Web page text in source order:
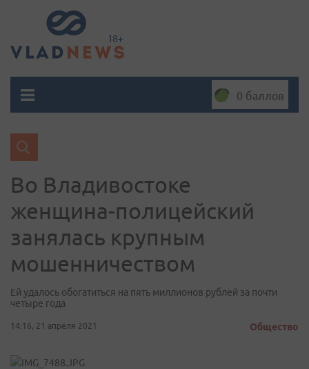
0 баллов
Во Владивостоке
женщина-полицейский
занялась крупным
мошенничеством
Ей удалось обогатиться на пять миллионов рублей за почти
четыре года
14:16, 21 апреля 2021 Общество